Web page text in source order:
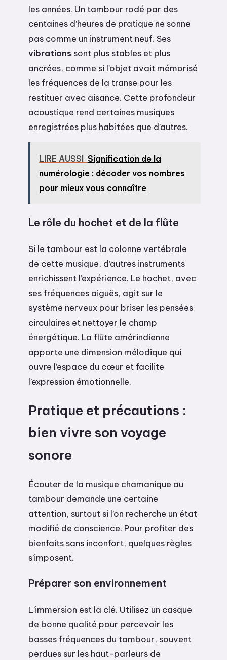
les années. Un tambour rodé par des
centaines d’heures de pratique ne sonne
pas comme un instrument neuf. Ses
vibrations sont plus stables et plus
ancrées, comme si l’objet avait mémorisé
les fréquences de la transe pour les
restituer avec aisance. Cette profondeur
acoustique rend certaines musiques
enregistrées plus habitées que d’autres.
LIRE AUSSI Signification de la
numérologie : décoder vos nombres
pour mieux vous connaître
Le rôle du hochet et de la flûte
Si le tambour est la colonne vertébrale
de cette musique, d’autres instruments
enrichissent l’expérience. Le hochet, avec
ses fréquences aiguës, agit sur le
système nerveux pour briser les pensées
circulaires et nettoyer le champ
énergétique. La flûte amérindienne
apporte une dimension mélodique qui
ouvre l’espace du cœur et facilite
l’expression émotionnelle.
Pratique et précautions :
bien vivre son voyage
sonore
Écouter de la musique chamanique au
tambour demande une certaine
attention, surtout si l’on recherche un état
modifié de conscience. Pour profiter des
bienfaits sans inconfort, quelques règles
s’imposent.
Préparer son environnement
L’immersion est la clé. Utilisez un casque
de bonne qualité pour percevoir les
basses fréquences du tambour, souvent
perdues sur les haut-parleurs de